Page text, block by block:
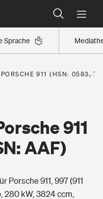
Sprache
finden
eingestuft
finden
911 (HSN: 0583,
911
AAF)
Porsche 911, 997 (911
280 kW, 3824 ccm,